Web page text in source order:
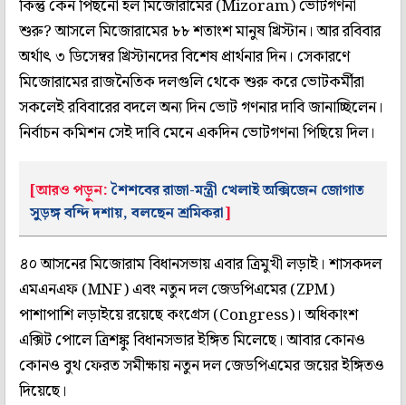
কিন্তু কেন পিছনো হল মিজোরামের (Mizoram) ভোটগণনা
শুরু? আসলে মিজোরামের ৮৮ শতাংশ মানুষ খ্রিস্টান। আর রবিবার
অর্থাৎ ৩ ডিসেম্বর খ্রিস্টানদের বিশেষ প্রার্থনার দিন। সেকারণে
মিজোরামের রাজনৈতিক দলগুলি থেকে শুরু করে ভোটকর্মীরা
সকলেই রবিবারের বদলে অন্য দিন ভোট গণনার দাবি জানাচ্ছিলেন।
নির্বাচন কমিশন সেই দাবি মেনে একদিন ভোটগণনা পিছিয়ে দিল।
[আরও পড়ুন:শৈশবের রাজা-মন্ত্রী খেলাই অক্সিজেন জোগাত
সুড়ঙ্গ বন্দি দশায়, বলছেন শ্রমিকরা]
৪০ আসনের মিজোরাম বিধানসভায় এবার ত্রিমুখী লড়াই। শাসকদল
এমএনএফ (MNF) এবং নতুন দল জেডপিএমের (ZPM)
পাশাপাশি লড়াইয়ে রয়েছে কংগ্রেস (Congress)। অধিকাংশ
এক্সিট পোলে ত্রিশঙ্কু বিধানসভার ইঙ্গিত মিলেছে। আবার কোনও
কোনও বুথ ফেরত সমীক্ষায় নতুন দল জেডপিএমের জয়ের ইঙ্গিতও
দিয়েছে।